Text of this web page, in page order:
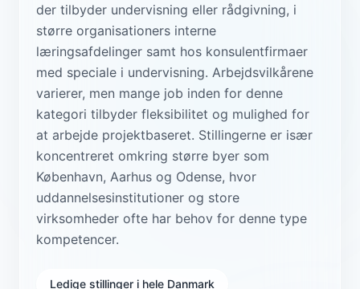
der tilbyder undervisning eller rådgivning, i
større organisationers interne
læringsafdelinger samt hos konsulentfirmaer
med speciale i undervisning. Arbejdsvilkårene
varierer, men mange job inden for denne
kategori tilbyder fleksibilitet og mulighed for
at arbejde projektbaseret. Stillingerne er især
koncentreret omkring større byer som
København, Aarhus og Odense, hvor
uddannelsesinstitutioner og store
virksomheder ofte har behov for denne type
kompetencer.
Ledige stillinger i hele Danmark